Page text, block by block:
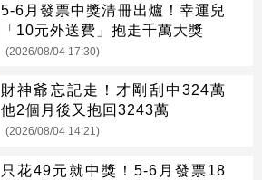
5-6月發票中獎清冊出爐！幸運兒
「10元外送費」抱走千萬大獎
(2026/08/04 17:30)
財神爺忘記走！才剛刮中324萬
他2個月後又抱回3243萬
(2026/08/04 14:21)
只花49元就中獎！5-6月發票18